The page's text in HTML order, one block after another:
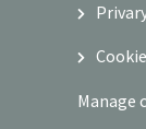
Manage